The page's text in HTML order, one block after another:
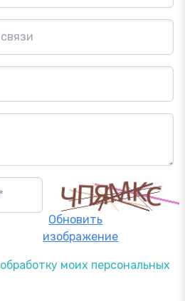
Обновить
изображение
обработку моих персональных